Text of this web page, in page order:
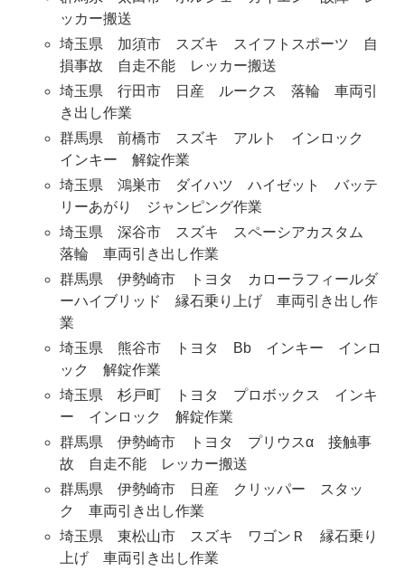
ッカー搬送
埼玉県 加須市 スズキ スイフトスポーツ 自
損事故 自走不能 レッカー搬送
埼玉県 行田市 日産 ルークス 落輪 車両引
き出し作業
群馬県 前橋市 スズキ アルト インロック
インキー 解錠作業
埼玉県 鴻巣市 ダイハツ ハイゼット バッテ
リーあがり ジャンピング作業
埼玉県 深谷市 スズキ スペーシアカスタム
落輪 車両引き出し作業
群馬県 伊勢崎市 トヨタ カローラフィールダ
ーハイブリッド 縁石乗り上げ 車両引き出し作
業
埼玉県 熊谷市 トヨタ Bb インキー インロ
ック 解錠作業
埼玉県 杉戸町 トヨタ プロボックス インキ
ー インロック 解錠作業
群馬県 伊勢崎市 トヨタ プリウスα 接触事
故 自走不能 レッカー搬送
群馬県 伊勢崎市 日産 クリッパー スタッ
ク 車両引き出し作業
埼玉県 東松山市 スズキ ワゴンＲ 縁石乗り
上げ 車両引き出し作業